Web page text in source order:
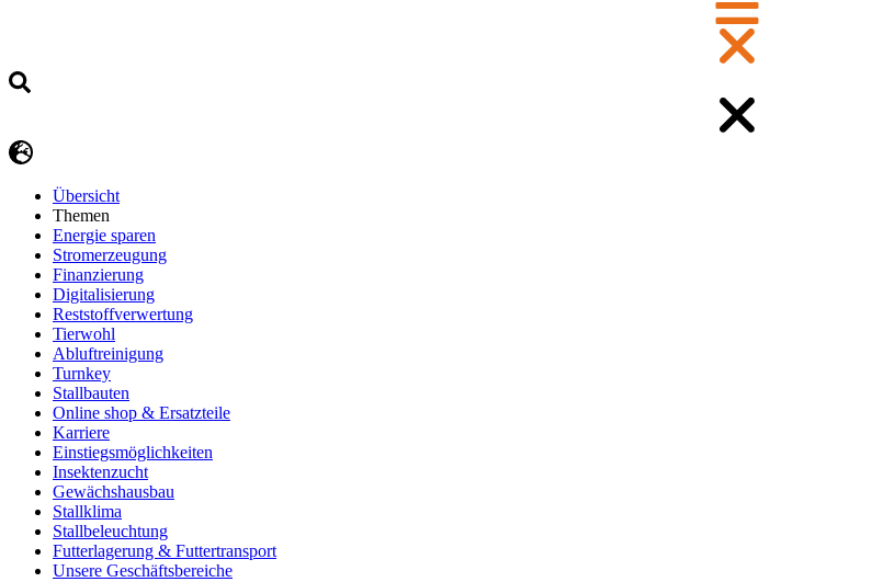
Übersicht
Themen
Energie sparen
Stromerzeugung
Finanzierung
Digitalisierung
Reststoffverwertung
Tierwohl
Abluftreinigung
Turnkey
Stallbauten
Online shop & Ersatzteile
Karriere
Einstiegsmöglichkeiten
Insektenzucht
Gewächshausbau
Stallklima
Stallbeleuchtung
Futterlagerung & Futtertransport
Unsere Geschäftsbereiche